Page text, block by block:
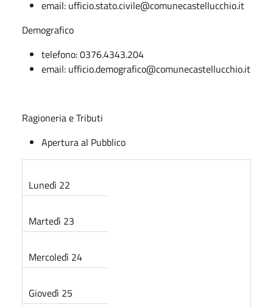
email: ufficio.stato.civile@comunecastellucchio.it
Demografico
telefono: 0376.4343.204
email: ufficio.demografico@comunecastellucchio.it
Ragioneria e Tributi
Apertura al Pubblico
Lunedì 22
Martedì 23
Mercoledì 24
Giovedì 25